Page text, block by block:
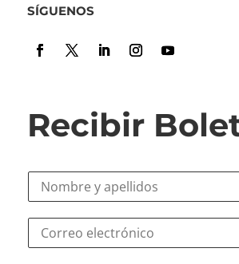
SÍGUENOS
Recibir
N
r
*
o
C